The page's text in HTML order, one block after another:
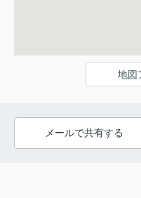
地図
メールで共有する